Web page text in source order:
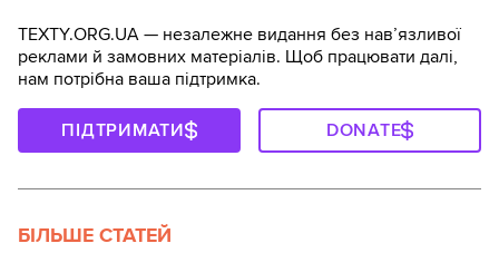
TEXTY.ORG.UA — незалежне видання без навʼязливої
реклами й замовних матеріалів. Щоб працювати далі,
нам потрібна ваша підтримка.
ПІДТРИМАТИ DONATE
БІЛЬШЕ СТАТЕЙ